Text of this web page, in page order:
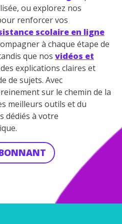
ou explorez nos
renforcer vos
scolaire en ligne
à chaque étape de
que nos vidéos et
explications claires et
de sujets. Avec
sur le chemin de la
meilleurs outils et du
dédiés à votre